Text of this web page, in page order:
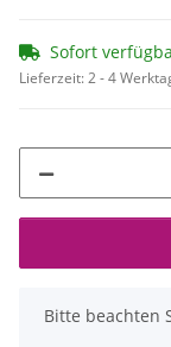
Sofort
Lieferzeit:2 - 4
x
Bitte beachten